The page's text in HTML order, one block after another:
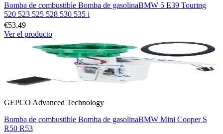
Bomba de combustible Bomba de gasolinaBMW 5 E39 Touring
520 523 525 528 530 535 i
€53.49
Ver el producto
GEPCO Advanced Technology
Bomba de combustible Bomba de gasolinaBMW Mini Cooper S
R50 R53